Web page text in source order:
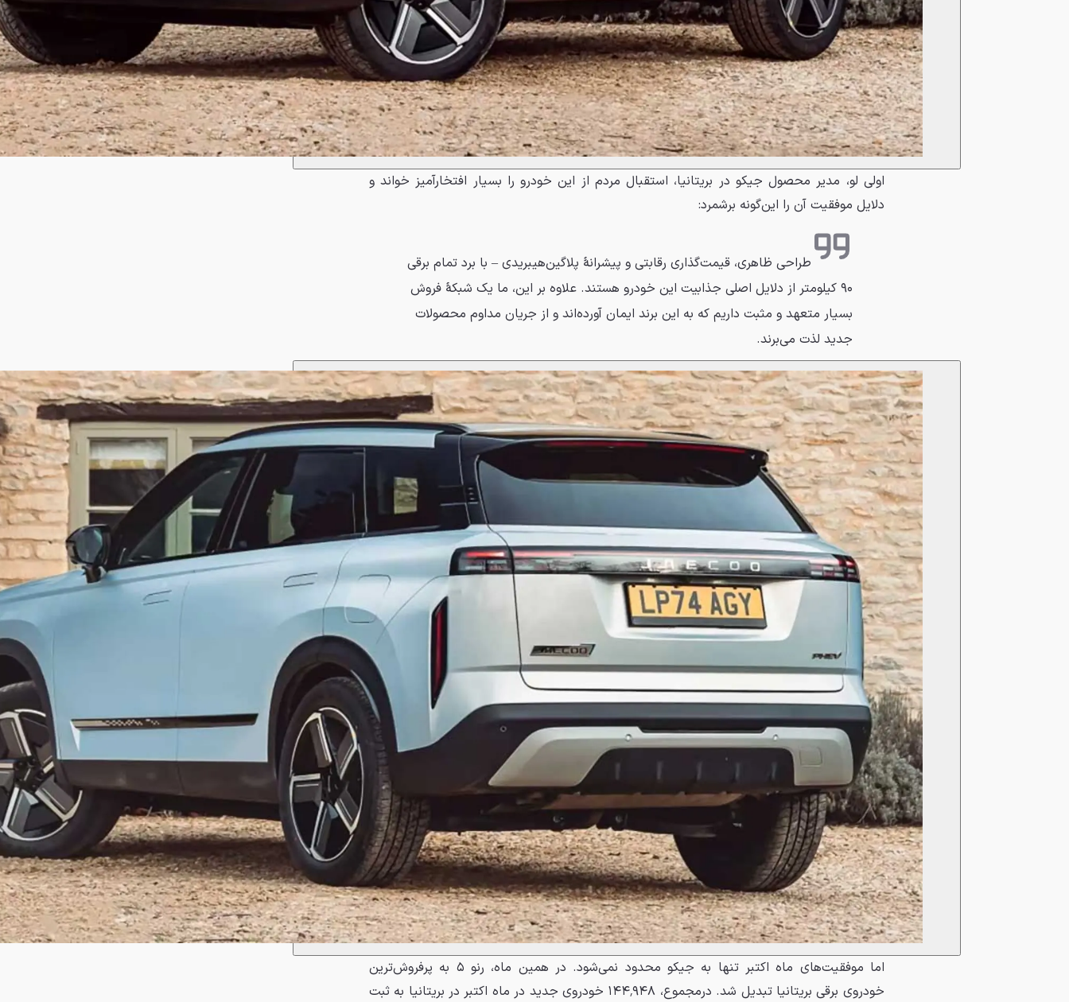
اولی لو، مدیر محصول جیکو در بریتانیا، استقبال مردم از این خودرو را بسیار افتخارآمیز خواند و
دلایل موفقیت آن را این‌گونه برشمرد:
طراحی ظاهری، قیمت‌گذاری رقابتی و پیشرانهٔ پلاگین‌هیبریدی – با برد تمام برقی
۹۰ کیلومتر از دلایل اصلی جذابیت این خودرو هستند. علاوه بر این، ما یک شبکهٔ فروش
بسیار متعهد و مثبت داریم که به این برند ایمان آورده‌اند و از جریان مداوم محصولات
جدید لذت می‌برند.
اما موفقیت‌های ماه اکتبر تنها به جیکو محدود نمی‌شود. در همین ماه، رنو ۵ به پرفروش‌ترین
خودروی برقی بریتانیا تبدیل شد. درمجموع، ۱۴۴٬۹۴۸ خودروی جدید در ماه اکتبر در بریتانیا به ثبت